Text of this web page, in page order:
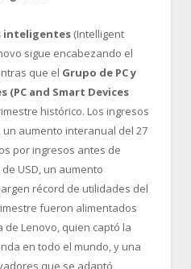
inteligentes (Intelligent
sigue encabezando el
que el Grupo de PC y
and Smart Devices
histórico. Los ingresos
un aumento interanual del 27
por ingresos antes de
USD, un aumento
récord de utilidades del
fueron alimentados
Lenovo, quien captó la
en todo el mundo, y una
que se adaptó